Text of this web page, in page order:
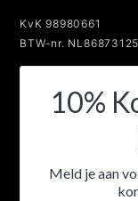
KvK 98980661
BTW-nr.
10%
Meld je aan